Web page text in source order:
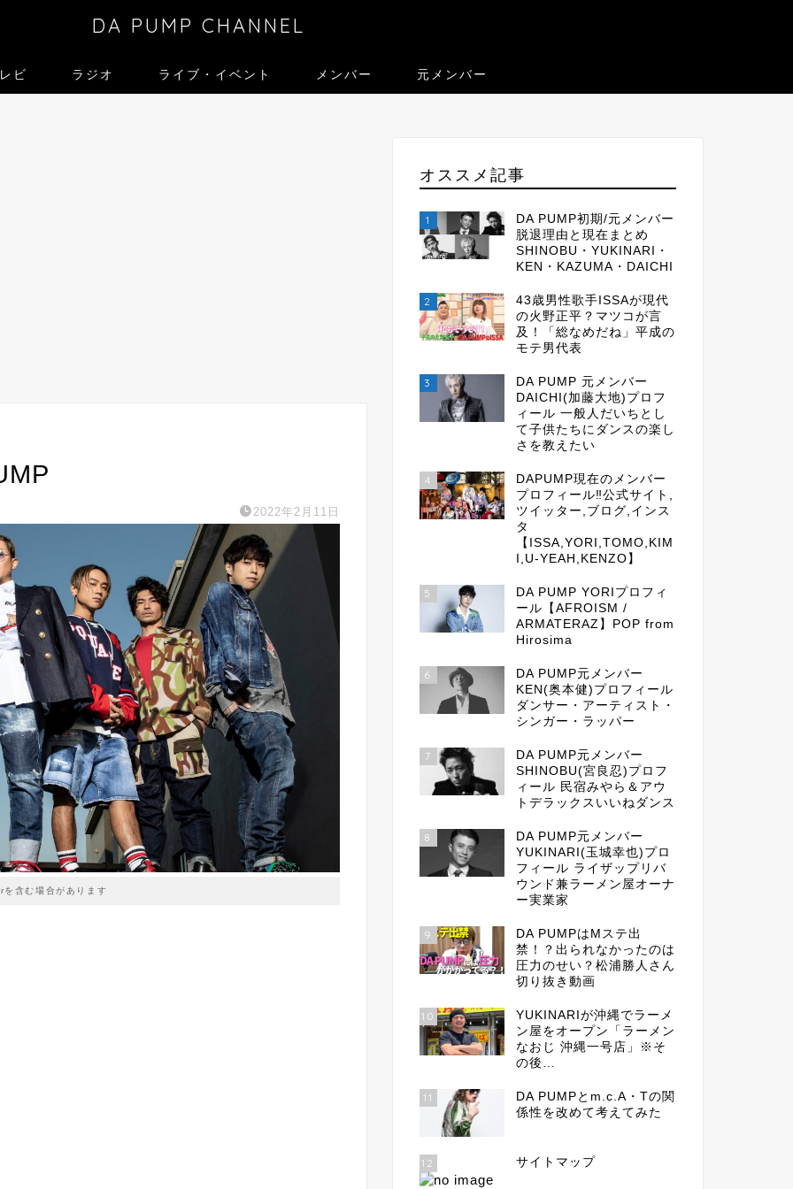
DA PUMP CHANNEL
ビ ラジオ ライブ・イベント メンバー 元メンバー
2022年2月11日
を含む場合があります
オススメ記事
1
DA PUMP初期/元メンバー
脱退理由と現在まとめ
SHINOBU・YUKINARI・
KEN・KAZUMA・DAICHI
2
43歳男性歌手ISSAが現代
の火野正平？マツコが言
及！「総なめだね」平成の
モテ男代表
3
DA PUMP 元メンバー
DAICHI(加藤大地)プロフ
ィール 一般人だいちとし
て子供たちにダンスの楽し
さを教えたい
4
DAPUMP現在のメンバー
プロフィール‼公式サイト,
ツイッター,ブログ,インス
タ
【ISSA,YORI,TOMO,KIM
I,U-YEAH,KENZO】
5
DA PUMP YORIプロフィ
ール【AFROISM /
ARMATERAZ】POP from
Hirosima
6
DA PUMP元メンバー
KEN(奥本健)プロフィール
ダンサー・アーティスト・
シンガー・ラッパー
7
DA PUMP元メンバー
SHINOBU(宮良忍)プロフ
ィール 民宿みやら＆アウ
トデラックスいいねダンス
8
DA PUMP元メンバー
YUKINARI(玉城幸也)プロ
フィール ライザップリバ
ウンド兼ラーメン屋オーナ
ー実業家
9
DA PUMPはMステ出
禁！？出られなかったのは
圧力のせい？松浦勝人さん
切り抜き動画
10
YUKINARIが沖縄でラーメ
ン屋をオープン「ラーメン
なおじ 沖縄一号店」※そ
の後…
11
DA PUMPとm.c.A・Tの関
係性を改めて考えてみた
12 サイトマップ